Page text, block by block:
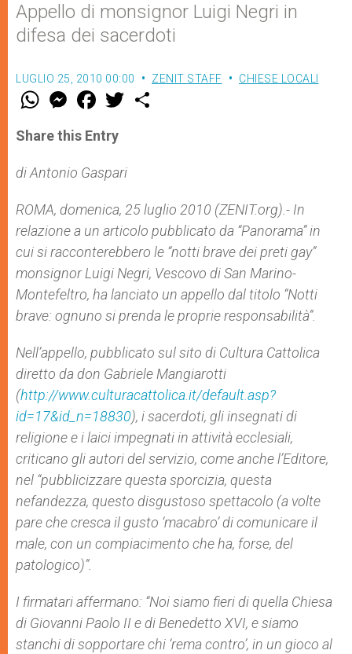
Appello di monsignor Luigi Negri in
difesa dei sacerdoti
LUGLIO 25, 2010 00:00 ZENIT STAFF CHIESE LOCALI
W
t
s
p
p
M
e
s
e
g
e
F
a
e
b
o
k
w
Share this Entry
di Antonio Gaspari
ROMA, domenica, 25 luglio 2010 (ZENIT.org).- In
relazione a un articolo pubblicato da “Panorama” in
cui si racconterebbero le “notti brave dei preti gay”
monsignor Luigi Negri, Vescovo di San Marino-
Montefeltro, ha lanciato un appello dal titolo “Notti
brave: ognuno si prenda le proprie responsabilità”.
Nell’appello, pubblicato sul sito di Cultura Cattolica
diretto da don Gabriele Mangiarotti
(http://www.culturacattolica.it/default.asp?
id=17&id_n=18830), i sacerdoti, gli insegnati di
religione e i laici impegnati in attività ecclesiali,
criticano gli autori del servizio, come anche l’Editore,
nel “pubblicizzare questa sporcizia, questa
nefandezza, questo disgustoso spettacolo (a volte
pare che cresca il gusto ‘macabro’ di comunicare il
male, con un compiacimento che ha, forse, del
patologico)”.
I firmatari affermano: “Noi siamo fieri di quella Chiesa
di Giovanni Paolo II e di Benedetto XVI, e siamo
stanchi di sopportare chi ‘rema contro’, in un gioco al